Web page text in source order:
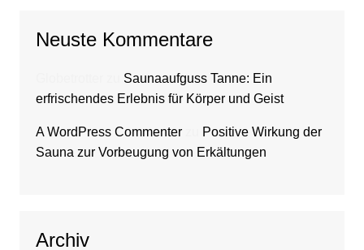
Neuste Kommentare
Saunaaufguss Tanne: Ein
erfrischendes Erlebnis für Körper und Geist
A WordPress Commenterzu
Positive Wirkung der
Sauna zur Vorbeugung von Erkältungen
Archiv